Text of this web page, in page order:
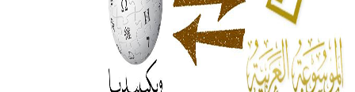
- هل تعلم أن المرجان إفراز حيواني يتكون في البحر ويتركب
من مادة كربونات الكلسيوم، وهو أحمر أو شديد الحمرة وهو
أجود أنواعه، ويمتاز بكبر الحجم ويسمى الش